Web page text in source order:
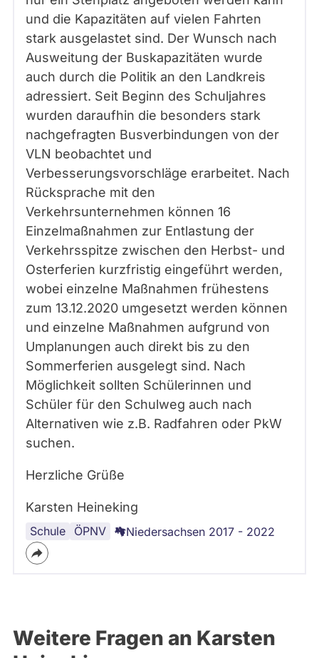
und die Kapazitäten auf vielen Fahrten
stark ausgelastet sind. Der Wunsch nach
Ausweitung der Buskapazitäten wurde
auch durch die Politik an den Landkreis
adressiert. Seit Beginn des Schuljahres
wurden daraufhin die besonders stark
nachgefragten Busverbindungen von der
VLN beobachtet und
Verbesserungsvorschläge erarbeitet. Nach
Rücksprache mit den
Verkehrsunternehmen können 16
Einzelmaßnahmen zur Entlastung der
Verkehrsspitze zwischen den Herbst- und
Osterferien kurzfristig eingeführt werden,
wobei einzelne Maßnahmen frühestens
zum 13.12.2020 umgesetzt werden können
und einzelne Maßnahmen aufgrund von
Umplanungen auch direkt bis zu den
Sommerferien ausgelegt sind. Nach
Möglichkeit sollten Schülerinnen und
Schüler für den Schulweg auch nach
Alternativen wie z.B. Radfahren oder PkW
suchen.
Herzliche Grüße
Karsten Heineking
Schule ÖPNV
Corona-
Virus
Niedersachsen 2017 - 2022
Weitere Fragen an Karsten